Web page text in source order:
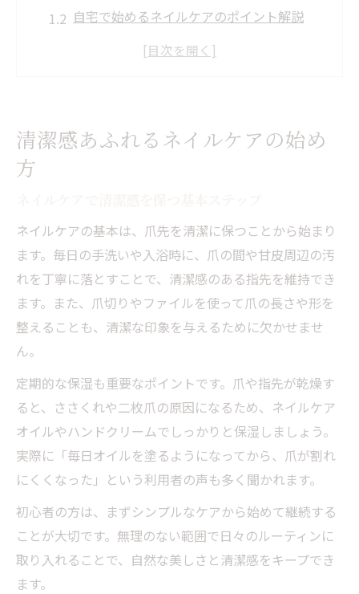
自宅で始めるネイルケアのポイント解説
初心者向けネイルケアのやり方と流れ
自宅で簡単にできるネイルの美しさを守る方法
ネイルケアオイルを使った保湿テクニック
の実践
ネイルケアセルフの正しい手順と頻度を解
説
電動ツールを使ったセルフネイルケアのコ
自宅で叶えるプロ級ネイルケアやり方のポ
イント
セルフケアで輝く指先を叶えるネイルのコツ
ネイルケアで指先の美しさを長持ちさせる
工夫
セルフネイルケアに最適なオイル活用術
男ウケしないネイルを避けるポイントと対
策
清潔感あふれるネイルケアの始め
方
ネイルケアの基本は、爪先を清潔に保つことから始まり
ます。毎日の手洗いや入浴時に、爪の間や甘皮周辺の汚
れを丁寧に落とすことで、清潔感のある指先を維持でき
ます。また、爪切りやファイルを使って爪の長さや形を
整えることも、清潔な印象を与えるために欠かせませ
ん。
定期的な保湿も重要なポイントです。爪や指先が乾燥す
ると、ささくれや二枚爪の原因になるため、ネイルケア
オイルやハンドクリームでしっかりと保湿しましょう。
実際に「毎日オイルを塗るようになってから、爪が割れ
にくくなった」という利用者の声も多く聞かれます。
初心者の方は、まずシンプルなケアから始めて継続する
ことが大切です。無理のない範囲で日々のルーティンに
取り入れることで、自然な美しさと清潔感をキープでき
ます。